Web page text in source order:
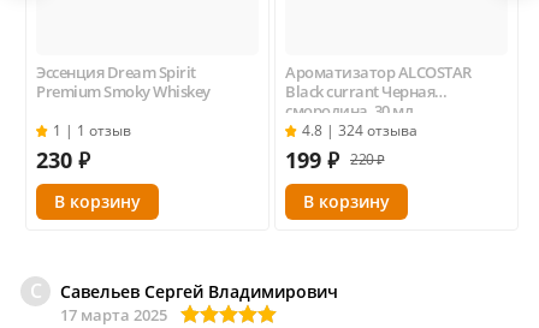
Эссенция Dream Spirit
Premium Smoky Whiskey
1 | 1 отзыв
230 ₽
Ароматизатор ALCOSTAR
Black currant Черная
смородина, 30 мл
4.8 | 324 отзыва
199 ₽ 220 ₽
С Савельев Сергей Владимирович
17 марта 2025